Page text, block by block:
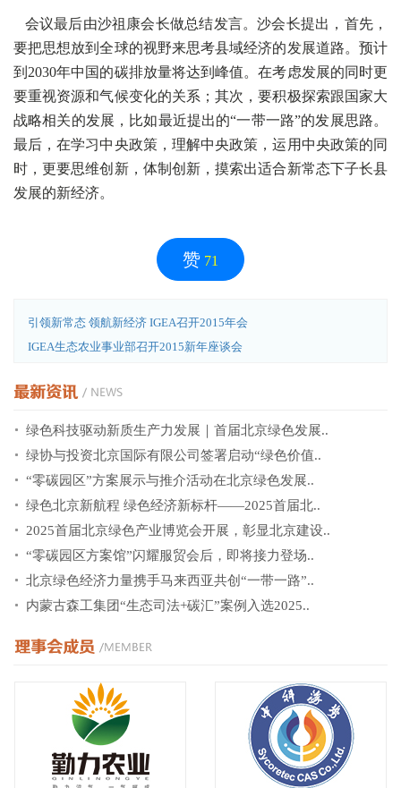
会议最后由沙祖康会长做总结发言。沙会长提出，首先，
要把思想放到全球的视野来思考县域经济的发展道路。预计
到2030年中国的碳排放量将达到峰值。在考虑发展的同时更
要重视资源和气候变化的关系；其次，要积极探索跟国家大
战略相关的发展，比如最近提出的“一带一路”的发展思路。
最后，在学习中央政策，理解中央政策，运用中央政策的同
时，更要思维创新，体制创新，摸索出适合新常态下子长县
发展的新经济。
赞 71
引领新常态 领航新经济 IGEA召开2015年会
IGEA生态农业事业部召开2015新年座谈会
绿色科技驱动新质生产力发展｜首届北京绿色发展..
绿协与投资北京国际有限公司签署启动“绿色价值..
“零碳园区”方案展示与推介活动在北京绿色发展..
绿色北京新航程 绿色经济新标杆——2025首届北..
2025首届北京绿色产业博览会开展，彰显北京建设..
“零碳园区方案馆”闪耀服贸会后，即将接力登场..
北京绿色经济力量携手马来西亚共创“一带一路”..
内蒙古森工集团“生态司法+碳汇”案例入选2025..